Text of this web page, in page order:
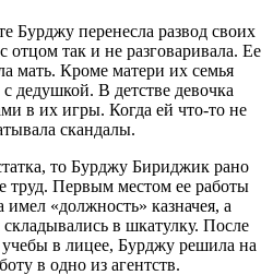
Бурджу перенесла развод своих
так и не разговаривала. Ее
мать. Кроме матери их семья
дедушкой. В детстве девочка
в их игры. Когда ей что-то не
скандалы.
то Бурджу Бириджик рано
труд. Первым местом ее работы
«должность» казначея, а
в шкатулку. После
учебы в лицее, Бурджу решила на
в одно из агентств.